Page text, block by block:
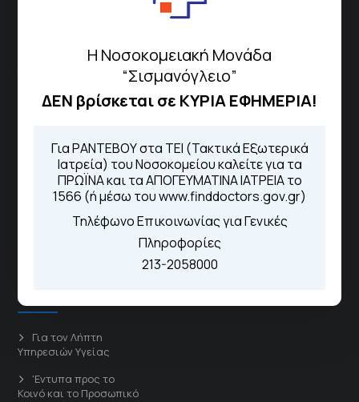
Η Νοσοκομειακή Μονάδα
“Σισμανόγλειο”
ΔΕΝ βρίσκεται σε ΚΥΡΙΑ ΕΦΗΜΕΡΙΑ!
Για ΡΑΝΤΕΒΟΥ στα ΤΕΙ (Τακτικά Εξωτερικά
Ιατρεία) του Νοσοκομείου καλείτε για τα
ΠΡΩΪΝΑ και τα ΑΠΟΓΕΥΜΑΤΙΝΑ ΙΑΤΡΕΙΑ το
1566 (ή μέσω του www.finddoctors.gov.gr)
Τηλέφωνο Επικοινωνίας για Γενικές
Πληροφορίες
213-2058000
Το Σισμανόγλειο συνεργάζεται με άλλα νοσηλευτικά
ιδρύματα και μονάδες υγείας στα πλαίσια εφαρμογής
φροντίδας της υγείας σε εθνικό επίπεδο.
Διασυνδεόμενα Νοσοκομεία
Γενικό Νοσοκομείο
Μελισσίων “Άμαλία Φλέμιγκ”
Γενικό Νοσοκομείο Παίδων
Άμεσοι Σύνδεσμοι
Για τον Λήπτη
Υπηρεσιών Υγείας
'Εντυπα προς το
Κοινό και το Προσωπικό